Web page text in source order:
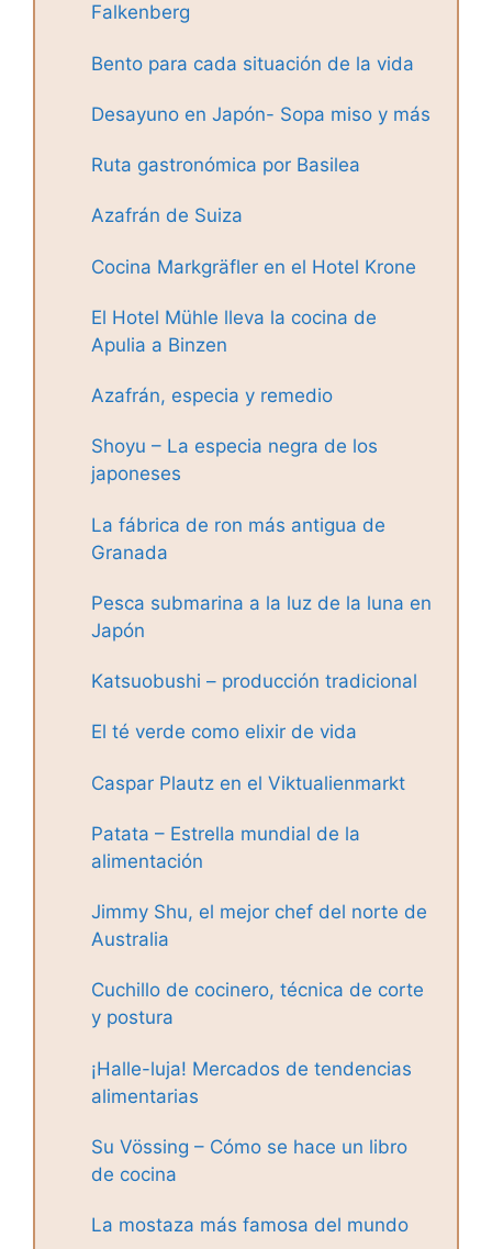
Falkenberg
Bento para cada situación de la vida
Desayuno en Japón- Sopa miso y más
Ruta gastronómica por Basilea
Azafrán de Suiza
Cocina Markgräfler en el Hotel Krone
El Hotel Mühle lleva la cocina de
Apulia a Binzen
Azafrán, especia y remedio
Shoyu – La especia negra de los
japoneses
La fábrica de ron más antigua de
Granada
Pesca submarina a la luz de la luna en
Japón
Katsuobushi – producción tradicional
El té verde como elixir de vida
Caspar Plautz en el Viktualienmarkt
Patata – Estrella mundial de la
alimentación
Jimmy Shu, el mejor chef del norte de
Australia
Cuchillo de cocinero, técnica de corte
y postura
¡Halle-luja! Mercados de tendencias
alimentarias
Su Vössing – Cómo se hace un libro
de cocina
La mostaza más famosa del mundo